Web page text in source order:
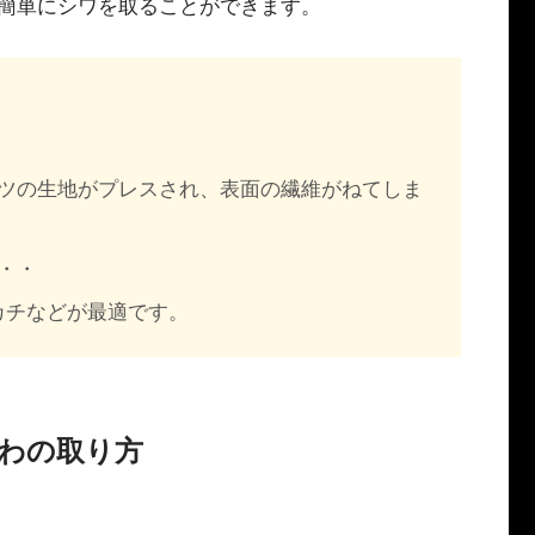
にシワを取ることができます。
の生地がプレスされ、表面の繊維がねてしま
・
などが最適です。
の取り方